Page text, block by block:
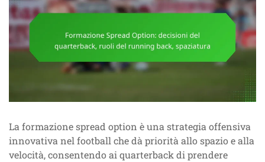
La formazione spread option è una strategia offensiva
innovativa nel football che dà priorità allo spazio e alla
velocità, consentendo ai quarterback di prendere